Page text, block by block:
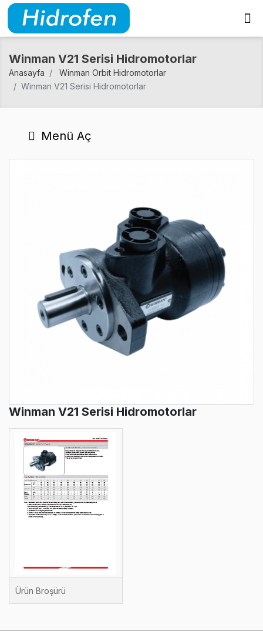
Winman V21 Serisi Hidromotorlar
Anasayfa
Winman Orbit Hidromotorlar
Winman V21 Serisi Hidromotorlar
Menü Aç
Winman V21 Serisi Hidromotorlar
Ürün Broşürü